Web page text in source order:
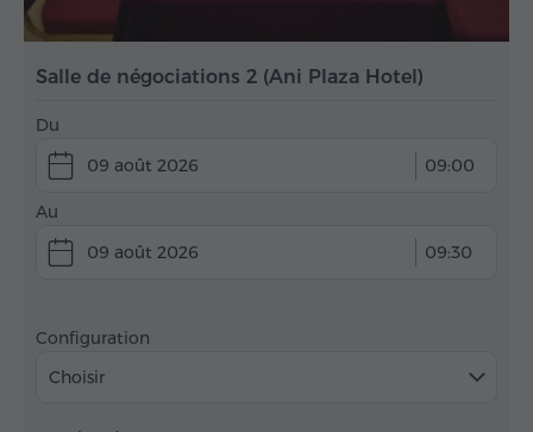
Salle de négociations 2 (Ani Plaza Hotel)
Du
09 août 2026
09:00
Au
09 août 2026
09:30
Configuration
Choisir